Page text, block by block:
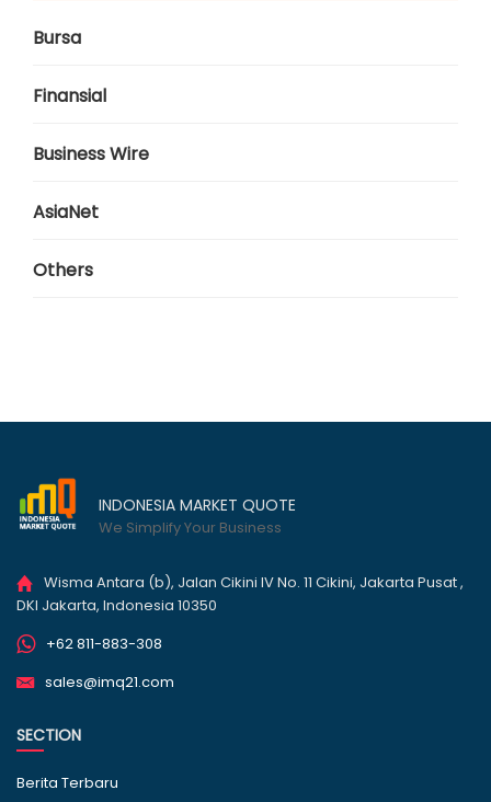
Bursa
Finansial
Business Wire
AsiaNet
Others
INDONESIA MARKET QUOTE
We Simplify Your Business
Wisma Antara (b), Jalan Cikini IV No. 11 Cikini, Jakarta Pusat ,
DKI Jakarta, Indonesia 10350
+62 811-883-308
sales@imq21.com
SECTION
Berita Terbaru